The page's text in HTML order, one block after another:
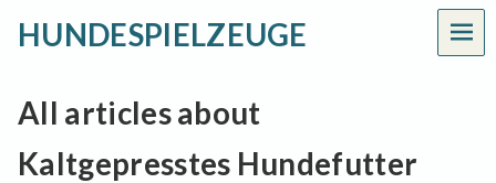
HUNDESPIELZEUGE
All articles about
Kaltgepresstes Hundefutter